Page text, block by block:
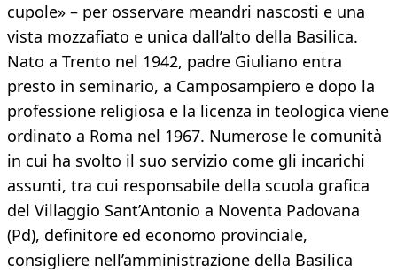
cupole» – per osservare meandri nascosti e una
vista mozzafiato e unica dall’alto della Basilica.
Nato a Trento nel 1942, padre Giuliano entra
presto in seminario, a Camposampiero e dopo la
professione religiosa e la licenza in teologica viene
ordinato a Roma nel 1967. Numerose le comunità
in cui ha svolto il suo servizio come gli incarichi
assunti, tra cui responsabile della scuola grafica
del Villaggio Sant’Antonio a Noventa Padovana
(Pd), definitore ed economo provinciale,
consigliere nell’amministrazione della Basilica